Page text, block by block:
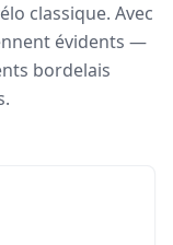
classique. Avec
évidents —
bordelais